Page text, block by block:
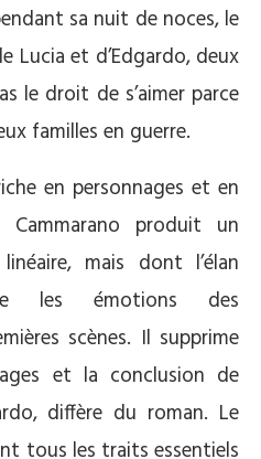
sa nuit de noces, le
Lucia et d’Edgardo, deux
le droit de s’aimer parce
familles en guerre.
en personnages et en
Cammarano produit un
mais dont l’élan
les émotions des
scènes. Il supprime
et la conclusion de
diffère du roman. Le
tous les traits essentiels